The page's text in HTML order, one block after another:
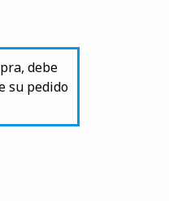
debe
su pedido